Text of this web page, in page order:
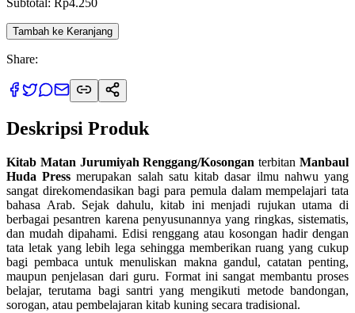
Tambah ke Keranjang
Share:
Deskripsi Produk
Kitab Matan Jurumiyah Renggang/Kosongan terbitanManbaul
Huda Press merupakan salah satu kitab dasar ilmu nahwu yang
sangat direkomendasikan bagi para pemula dalam mempelajari tata
bahasa Arab. Sejak dahulu, kitab ini menjadi rujukan utama di
berbagai pesantren karena penyusunannya yang ringkas, sistematis,
dan mudah dipahami. Edisi renggang atau kosongan hadir dengan
tata letak yang lebih lega sehingga memberikan ruang yang cukup
bagi pembaca untuk menuliskan makna gandul, catatan penting,
maupun penjelasan dari guru. Format ini sangat membantu proses
belajar, terutama bagi santri yang mengikuti metode bandongan,
sorogan, atau pembelajaran kitab kuning secara tradisional.